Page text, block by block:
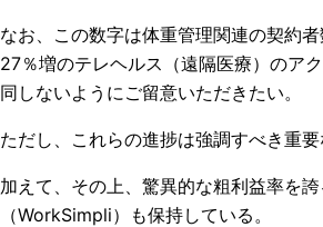
なお、この数字は体重管理関連の契約
27％増のテレヘルス（遠隔医療）のア
同しないようにご留意いただきたい。
ただし、これらの進捗は強調すべき重要
加えて、その上、驚異的な粗利益率を
（WorkSimpli）も保持している。